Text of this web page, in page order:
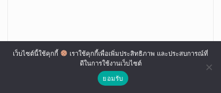
เจ้าคุณประสาร ฝากเรื่อง “พระศาสนา” ถึงรัฐบาล
เว็บไซต์นี้ใช้คุกกี้
เราใช้คุกกี้เพื่อเพิ่มประสิทธิภาพ และประสบการณ์ที่
ดีในการใช้งานเว็บไซต์
ยอมรับ